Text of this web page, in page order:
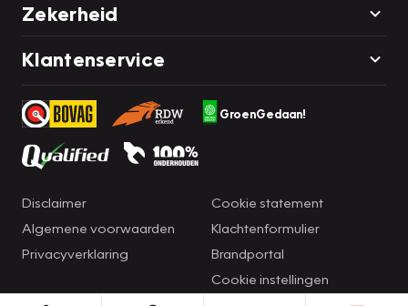
Zekerheid
Klantenservice
GroenGedaan!
Disclaimer
Algemene voorwaarden
Privacyverklaring
Cookie statement
Klachtenformulier
Brandportal
Cookie instellingen